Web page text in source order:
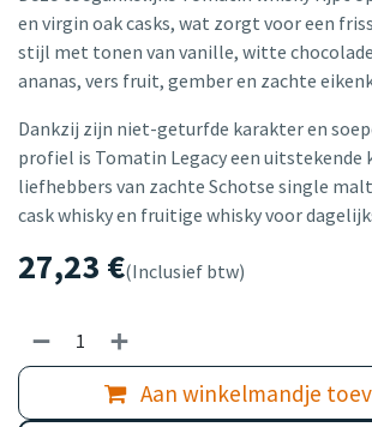
en virgin oak casks, wat zorgt voor een
stijl met tonen van vanille, witte
ananas, vers fruit, gember en zachte
Dankzij zijn niet-geturfde karakter en
profiel is Tomatin Legacy een uitstekende
liefhebbers van zachte Schotse single
cask whisky en fruitige whisky voor
27,23 €(Inclusief btw)
Aan winkelmandje